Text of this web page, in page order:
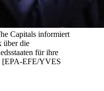
Capitals informiert
über die
für ihre
[EPA-EFE/YVES